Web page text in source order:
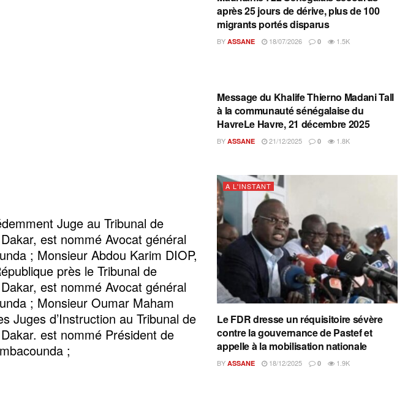
Juge au Tribunal de
est nommé Avocat général
; Monsieur Abdou Karim DIOP,
près le Tribunal de
est nommé Avocat général
; Monsieur Oumar Maham
Juges d’Instruction au Tribunal de
est nommé Président de
;
après 25 jours de dérive, plus de 100
migrants portés disparus
BY ASSANE 18/07/2026 0 1.5K
A L'INSTANT
Message du Khalife Thierno Madani Tall
à la communauté sénégalaise du
HavreLe Havre, 21 décembre 2025
BY ASSANE 21/12/2025 0 1.8K
A L'INSTANT
Le FDR dresse un réquisitoire sévère
contre la gouvernance de Pastef et
appelle à la mobilisation nationale
BY ASSANE 18/12/2025 0 1.9K